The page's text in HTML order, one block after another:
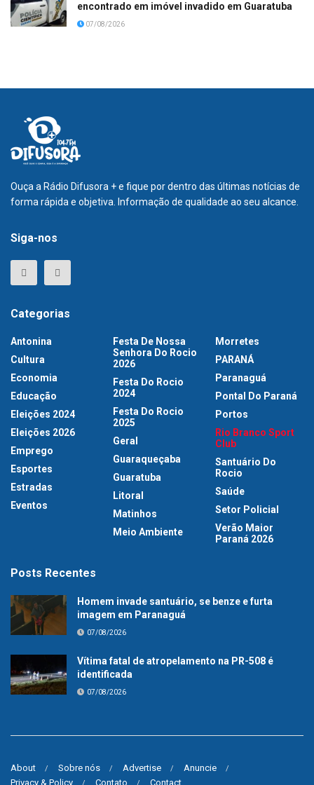
encontrado em imóvel invadido em Guaratuba
07/08/2026
Ouça a Rádio Difusora + e fique por dentro das últimas notícias de
forma rápida e objetiva. Informação de qualidade ao seu alcance.
Siga-nos
Categorias
Antonina
Cultura
Economia
Educação
Eleições 2024
Eleições 2026
Emprego
Esportes
Estradas
Eventos
Festa De Nossa
Senhora Do Rocio
2026
Festa Do Rocio
2024
Festa Do Rocio
2025
Geral
Guaraqueçaba
Guaratuba
Litoral
Matinhos
Meio Ambiente
Morretes
PARANÁ
Paranaguá
Pontal Do Paraná
Portos
Rio Branco Sport
Club
Santuário Do
Rocio
Saúde
Setor Policial
Verão Maior
Paraná 2026
Posts Recentes
Homem invade santuário, se benze e furta
imagem em Paranaguá
07/08/2026
Vítima fatal de atropelamento na PR-508 é
identificada
07/08/2026
About Sobre nós Advertise
Anuncie
Privacy & Policy
Contato Contact